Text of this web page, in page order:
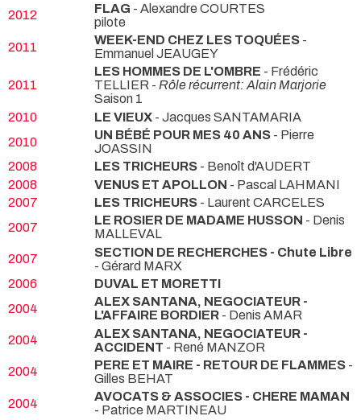
2012
FLAG - Alexandre COURTES
pilote
2011
WEEK-END CHEZ LES TOQUÉES -
Emmanuel JEAUGEY
2011
LES HOMMES DE L'OMBRE - Frédéric
TELLIER - Rôle récurrent: Alain Marjorie
Saison 1
2010
LE VIEUX - Jacques SANTAMARIA
2010
UN BÉBÉ POUR MES 40 ANS - Pierre
JOASSIN
2008
LES TRICHEURS - Benoît d'AUDERT
2008
VENUS ET APOLLON - Pascal LAHMANI
2007
LES TRICHEURS - Laurent CARCELES
2007
LE ROSIER DE MADAME HUSSON - Denis
MALLEVAL
2007
SECTION DE RECHERCHES - Chute Libre
- Gérard MARX
2006
DUVAL ET MORETTI
2004
ALEX SANTANA, NEGOCIATEUR -
L'AFFAIRE BORDIER - Denis AMAR
2004
ALEX SANTANA, NEGOCIATEUR -
ACCIDENT - René MANZOR
2004
PERE ET MAIRE - RETOUR DE FLAMMES -
Gilles BEHAT
2004
AVOCATS & ASSOCIES - CHERE MAMAN
- Patrice MARTINEAU